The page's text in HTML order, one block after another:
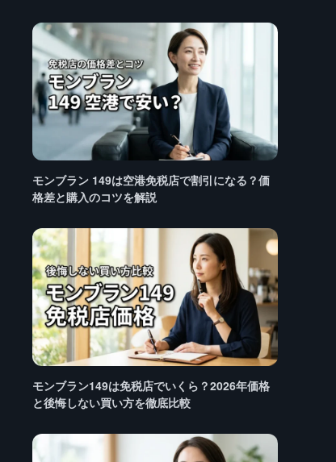
モンブラン 149は空港免税店で割引になる？価
格差と購入のコツを解説
モンブラン149は免税店でいくら？2026年価格
と後悔しない買い方を徹底比較